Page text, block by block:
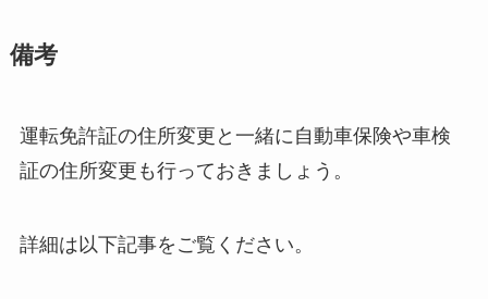
備考
運転免許証の住所変更と一緒に自動車保険や車検
証の住所変更も行っておきましょう。
詳細は以下記事をご覧ください。